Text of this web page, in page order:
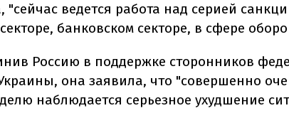
"сейчас ведется работа над серией
банковском секторе, в сфере
Россию в поддержке сторонников
она заявила, что "совершенно
наблюдается серьезное ухудшение